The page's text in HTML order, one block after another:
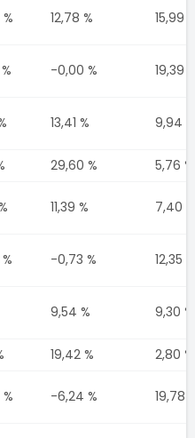
12,78 % 15,99
-0,00 % 19,39
13,41 % 9,94 %
29,60 % 5,76 %
11,39 % 7,40 %
-0,73 % 12,35 %
9,54 % 9,30 %
19,42 % 2,80 %
-6,24 % 19,78